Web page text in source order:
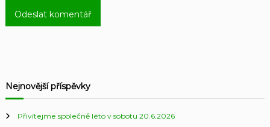
Nejnovější příspěvky
Přivítejme společně léto v sobotu 20.6.2026